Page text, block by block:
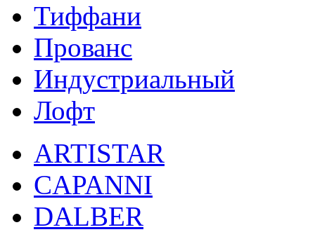
Тиффани
Прованс
Индустриальный
Лофт
ARTISTAR
CAPANNI
DALBER